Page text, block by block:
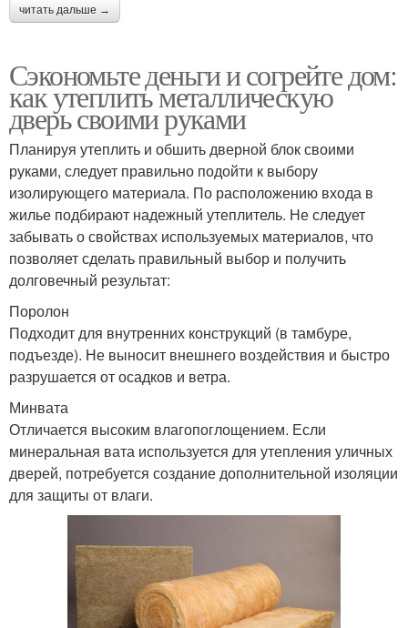
читать дальше →
Сэкономьте деньги и согрейте дом:
как утеплить металлическую
дверь своими руками
Планируя утеплить и обшить дверной блок своими
руками, следует правильно подойти к выбору
изолирующего материала. По расположению входа в
жилье подбирают надежный утеплитель. Не следует
забывать о свойствах используемых материалов, что
позволяет сделать правильный выбор и получить
долговечный результат:
Поролон
Подходит для внутренних конструкций (в тамбуре,
подъезде). Не выносит внешнего воздействия и быстро
разрушается от осадков и ветра.
Минвата
Отличается высоким влагопоглощением. Если
минеральная вата используется для утепления уличных
дверей, потребуется создание дополнительной изоляции
для защиты от влаги.